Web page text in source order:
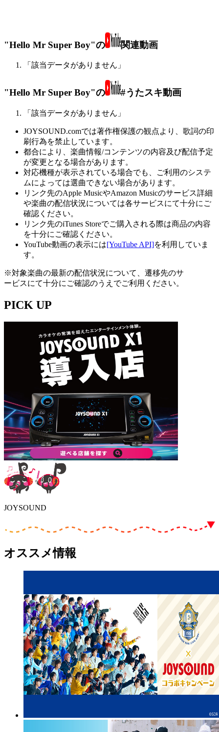
"Hello Mr Super Boy"の 関連動画
「該当データがありません」
"Hello Mr Super Boy"の #うたスキ動画
「該当データがありません」
JOYSOUND.comでは著作権保護の観点より、歌詞の印
刷行為を禁止しています。
都合により、楽曲情報/コンテンツの内容及び配信予定
が変更となる場合があります。
対応機種が表示されている場合でも、ご利用のシステ
ムによっては選曲できない場合があります。
リンク先のApple MusicやAmazon Musicのサービス詳細
や楽曲の配信状況については各サービスにて十分にご
確認ください。
リンク先のiTunes Storeでご購入される際は商品の内容
を十分にご確認ください。
YouTube動画の表示には[YouTube API]を利用していま
す。
※対象楽曲の最新の配信状況について、遷移先のサ
ービスにて十分にご確認のうえでご利用ください。
PICK UP
JOYSOUND
オススメ情報